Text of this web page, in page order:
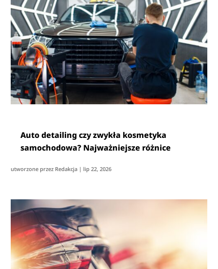
Auto detailing czy zwykła kosmetyka
samochodowa? Najważniejsze różnice
utworzone przez Redakcja | lip 22, 2026